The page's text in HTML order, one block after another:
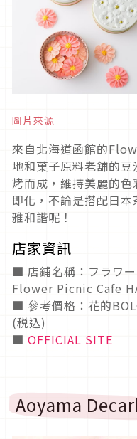
圖片來源
來自北海道函館的
地和菓子原料老舖的
烤而成，維持美麗的
即化，不論是搭配日
雅和諧呢！
店家資訊
■ 店鋪名稱：フラワ
Flower Picnic Cafe
■ 參考價格：花的
(税込)
■ OFFICIAL SITE
Aoyama